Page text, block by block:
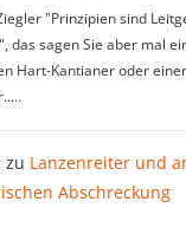
"Prinzipien sind
das sagen Sie aber mal
Hart-Kantianer oder
zu Lanzenreiter und
Abschreckung